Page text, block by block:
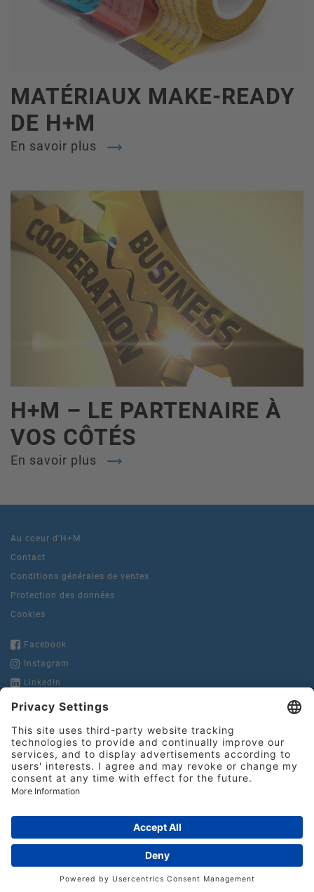
MATÉRIAUX MAKE-READY
DE H+M
En savoir plus
H+M – LE PARTENAIRE À
VOS CÔTÉS
En savoir plus
Au coeur d’H+M
Contact
Conditions générales de ventes
Protection des données
Cookies
Facebook
Instagram
LinkedIn
YouTube
Hinderer + Muhlich
France S.N.C.
contact@hinderer-